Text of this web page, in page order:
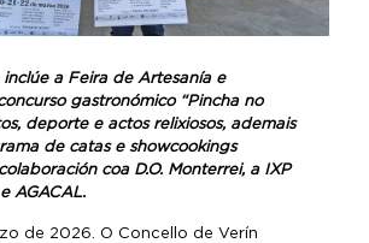
a Feira de Artesanía e
gastronómico “Pincha no
deporte e actos relixiosos, ademais
de catas e showcookings
coa D.O. Monterrei, a IXP
AGACAL.
de 2026. O Concello de Verín